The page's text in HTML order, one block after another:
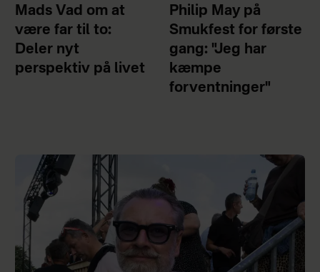
Mads Vad om at
være far til to:
Deler nyt
perspektiv på livet
Philip May på
Smukfest for første
gang: "Jeg har
kæmpe
forventninger"